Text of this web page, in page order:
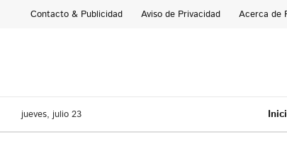
Contacto & Publicidad Aviso de Privacidad Acerca de
jueves, julio 23